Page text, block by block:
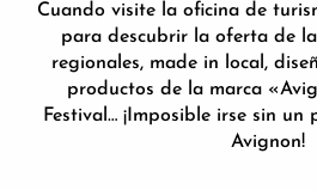
Cuando visite la oficina de
para descubrir la oferta de
regionales, made in local,
productos de la marca
Festival… ¡Imposible irse sin un
Avignon!